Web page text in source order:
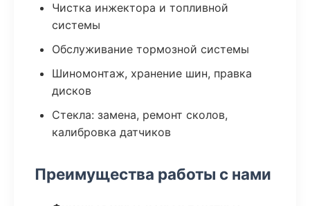
Чистка инжектора и топливной
системы
Обслуживание тормозной системы
Шиномонтаж, хранение шин, правка
дисков
Стекла: замена, ремонт сколов,
калибровка датчиков
Преимущества работы с нами